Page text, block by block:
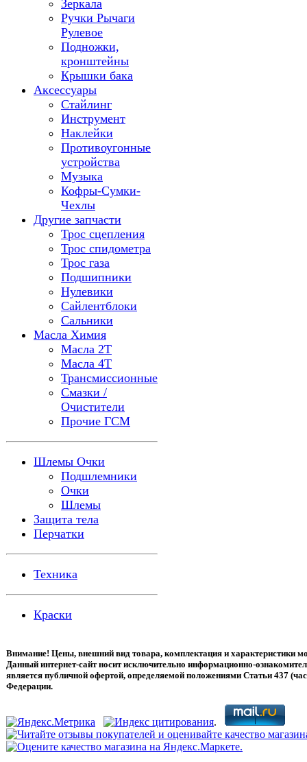
Зеркала
Ручки Рычаги
Рулевое
Подножки,
кронштейны
Крышки бака
Аксессуары
Стайлинг
Инструмент
Наклейки
Противоугонные
устройства
Музыка
Кофры-Сумки-
Чехлы
Другие запчасти
Трос сцепления
Трос спидометра
Трос газа
Подшипники
Нулевики
Сайлентблоки
Сальники
Масла Химия
Масла 2Т
Масла 4Т
Трансмиссионные
Смазки /
Очистители
Прочие ГСМ
Шлемы Очки
Подшлемники
Очки
Шлемы
Защита тела
Перчатки
Техника
Краски
Внимание! Цены, внешний вид товара, комплектация и характеристики
Данный интернет-сайт носит исключительно информационно-
является публичной офертой, определяемой положениями Статьи 437
Федерации.
.